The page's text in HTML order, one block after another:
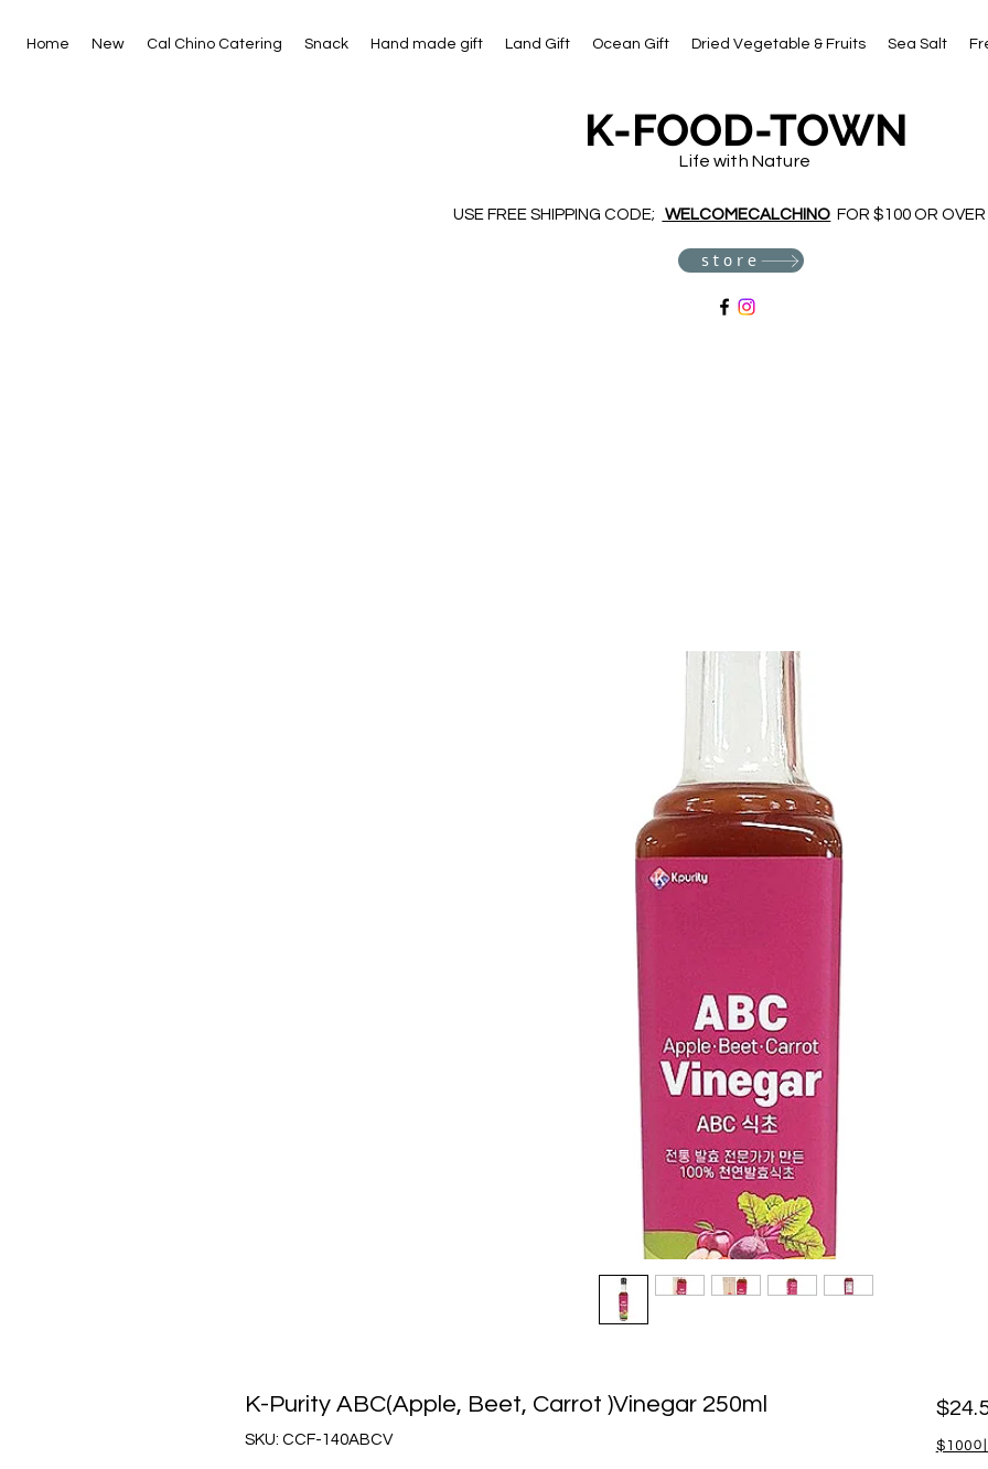
Home New Cal Chino Catering Snack Hand made gift Land Gift Ocean Gift Dried Vegetable & Fruits Sea Salt
K-FOOD-TOWN
USE FREE SHIPPING CODE; WELCOMECALCHINO FOR $100 OR
store
Life with Nature
K-Purity ABC(Apple, Beet, Carrot )Vinegar 250ml
SKU: CCF-140ABCV $100